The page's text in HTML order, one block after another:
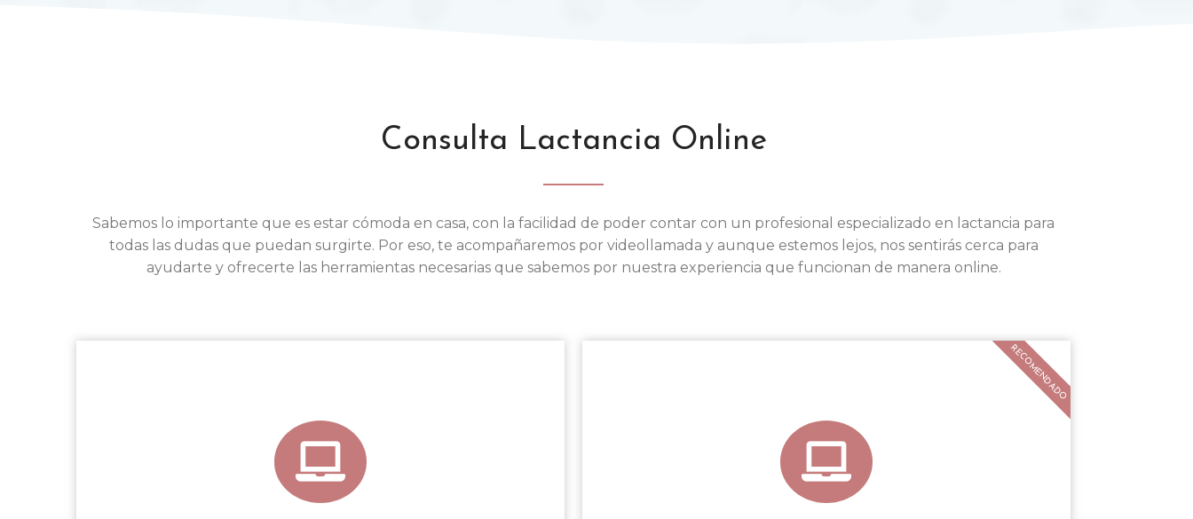
Consulta Lactancia Online
Sabemos lo importante que es estar cómoda en casa, con la facilidad de poder contar con un profesional especializado en lactancia para
todas las dudas que puedan surgirte. Por eso, te acompañaremos por videollamada y aunque estemos lejos, nos sentirás cerca para
ayudarte y ofrecerte las herramientas necesarias que sabemos por nuestra experiencia que funcionan de manera online.
RECOMENDADO